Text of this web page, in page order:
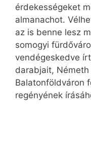
érdekességeket
almanachot.
az is benne lesz
somogyi
vendégeskedve
darabjait,
Balatonföldváron
regényének